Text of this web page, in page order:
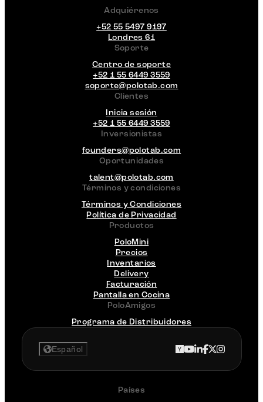
Adquiérenos
+52 55 5497 9197
Londres 61
Soporte
Centro de soporte
+52 1 55 6449 3559
soporte@polotab.com
Clientes
Inicia sesión
+52 1 55 6449 3559
Inversionistas
founders@polotab.com
Oportunidades
talent@polotab.com
Términos y condiciones
Términos y Condiciones
Política de Privacidad
Productos
PoloMini
Precios
Inventarios
Delivery
Facturación
Pantalla en Cocina
PoloAmigos
Programa de Distribuidores
Español
Países